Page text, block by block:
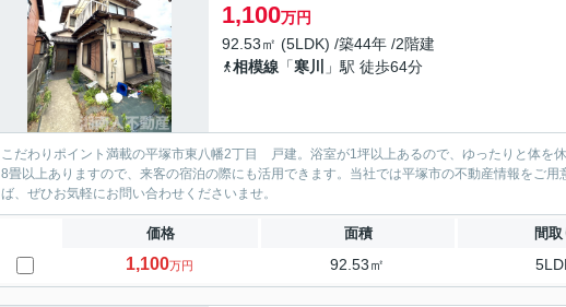
1,100万円
92.53㎡ (5LDK) /築44年 /2階建
相模線 「寒川 」駅 徒歩64分
こだわりポイント満載の平塚市東八幡2丁目 戸建。浴室が1坪以上あるので、ゆったりと体を
8畳以上ありますので、来客の宿泊の際にも活用できます。当社では平塚市の不動産情報をご
ば、ぜひお気軽にお問い合わせくださいませ。
価格 面積 間取
1,100万円 92.53㎡